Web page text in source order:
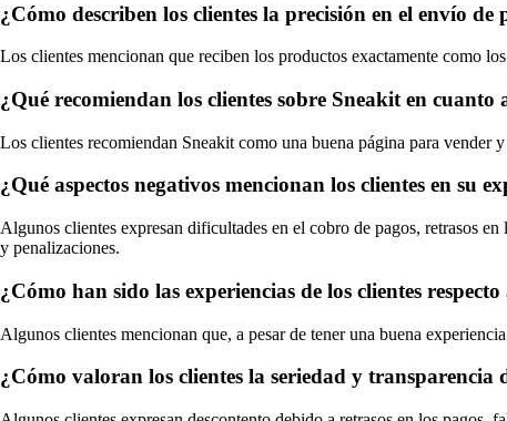
¿Cómo describen los clientes la precisión en el envío
Los clientes mencionan que reciben los productos exactamente como
¿Qué recomiendan los clientes sobre Sneakit en
Los clientes recomiendan Sneakit como una buena página para vender
¿Qué aspectos negativos mencionan los clientes en su
Algunos clientes expresan dificultades en el cobro de pagos, retrasos
y penalizaciones.
¿Cómo han sido las experiencias de los clientes
Algunos clientes mencionan que, a pesar de tener una buena
¿Cómo valoran los clientes la seriedad y transparencia